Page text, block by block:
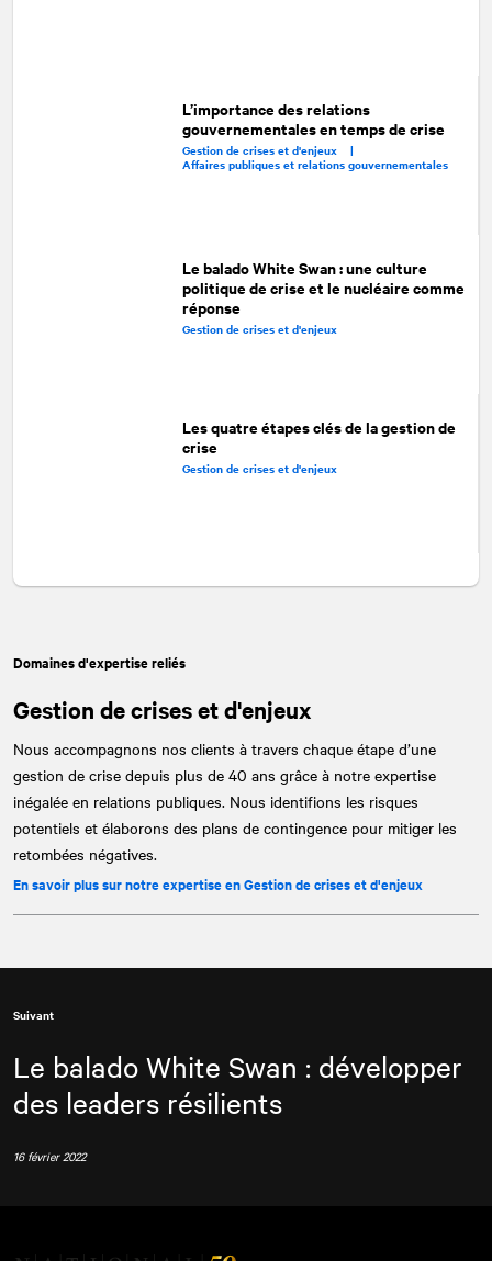
L’importance des relations
gouvernementales en temps de crise
Gestion de crises et d'enjeux |
Affaires publiques et relations gouvernementales
Le balado White Swan : une culture
politique de crise et le nucléaire comme
réponse
Gestion de crises et d'enjeux
Les quatre étapes clés de la gestion de
crise
Gestion de crises et d'enjeux
Domaines d'expertise reliés
Gestion de crises et d'enjeux
Nous accompagnons nos clients à travers chaque étape d’une
gestion de crise depuis plus de 40 ans grâce à notre expertise
inégalée en relations publiques. Nous identifions les risques
potentiels et élaborons des plans de contingence pour mitiger les
retombées négatives.
En savoir plus sur notre expertise en Gestion de crises et d'enjeux
Suivant
Le balado White Swan : développer
des leaders résilients
16 février 2022